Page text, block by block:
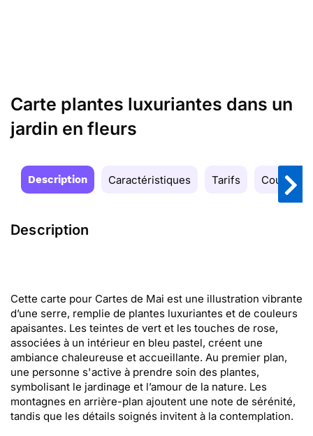
Carte plantes luxuriantes dans un
jardin en fleurs
Description Caractéristiques Tarifs Couleurs
Description
Cette carte pour Cartes de Mai est une illustration vibrante
d’une serre, remplie de plantes luxuriantes et de couleurs
apaisantes. Les teintes de vert et les touches de rose,
associées à un intérieur en bleu pastel, créent une
ambiance chaleureuse et accueillante. Au premier plan,
une personne s'active à prendre soin des plantes,
symbolisant le jardinage et l’amour de la nature. Les
montagnes en arrière-plan ajoutent une note de sérénité,
tandis que les détails soignés invitent à la contemplation.